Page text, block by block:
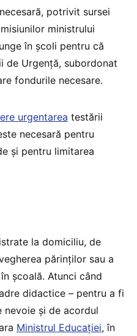
potrivit sursei
ministrului
în școli pentru că
de Urgență, subordonat
fondurile necesare.
urgentarea testării
necesară pentru
și pentru limitarea
la domiciliu, de
părinților sau a
școală. Atunci când
didactice – pentru a fi
nevoie și de acordul
Ministrul Educației, în